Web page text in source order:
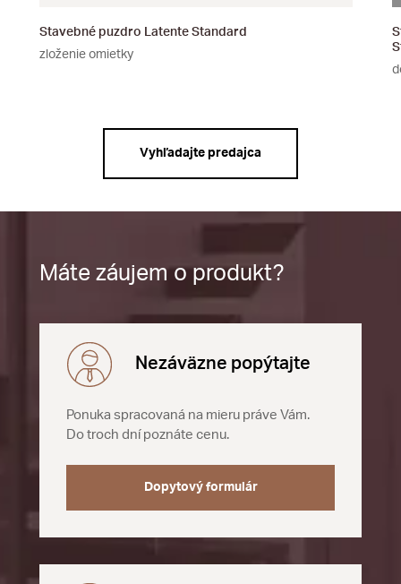
Stavebné puzdro Latente Standard
zloženie omietky
Vyhľadajte predajca
Máte záujem o produkt?
Nezáväzne popýtajte
Ponuka spracovaná na mieru práve Vám.
Do troch dní poznáte cenu.
Dopytový formulár